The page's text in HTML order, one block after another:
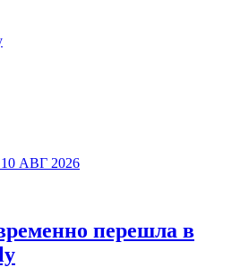
АВГ 2026
перешла в